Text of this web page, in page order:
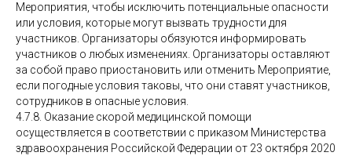
Мероприятия, чтобы исключить потенциальные опасности
или условия, которые могут вызвать трудности для
участников. Организаторы обязуются информировать
участников о любых изменениях. Организаторы оставляют
за собой право приостановить или отменить Мероприятие,
если погодные условия таковы, что они ставят участников,
сотрудников в опасные условия.
4.7.8. Оказание скорой медицинской помощи
осуществляется в соответствии с приказом Министерства
здравоохранения Российской Федерации от 23 октября 2020